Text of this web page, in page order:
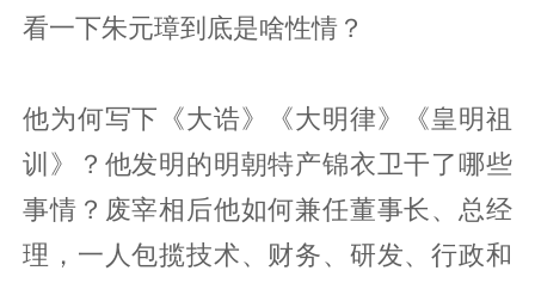
看一下朱元璋到底是啥性情？
他为何写下《大诰》《大明律》《皇明祖
训》？他发明的明朝特产锦衣卫干了哪些
事情？废宰相后他如何兼任董事长、总经
理，一人包揽技术、财务、研发、行政和